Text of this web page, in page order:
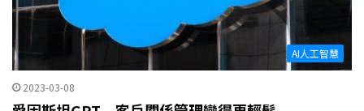
AI人工智慧
2023-03-08